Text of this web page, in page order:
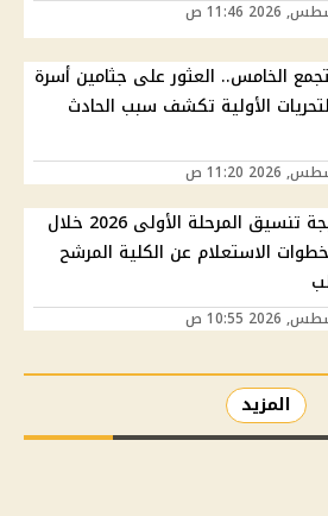
الخامس.. العثور على جثامين أسرة
الأولية تكشف سبب الحادث
إعلان نتيجة تنسيق المرحلة الأولى 2026 خلال
الاستعلام عن الكلية المرشح
المزيد